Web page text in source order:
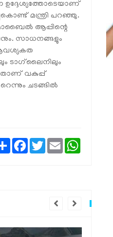
ഉദ്ദേശ്യത്തോടെയാണ്
മന്ത്രി പറഞ്ഞു.
ആപ്പിന്റെ
സാധനങ്ങളും
ടാഗ്‌ലൈനിലും
വകുപ്പ്
ചടങ്ങിൽ
ShareFacebook
TwitterEmail